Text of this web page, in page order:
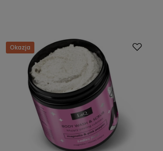
Okazja